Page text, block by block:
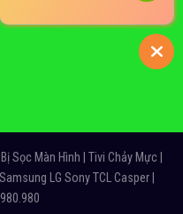
Sọc Màn Hình | Tivi Chảy Mực |
LG Sony TCL Casper |